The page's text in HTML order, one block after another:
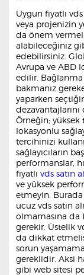
Uygun fiyatlı vds
veya projenizin
da önem
alabileceğiniz
edebilirsiniz.
Avrupa ve ABD
edilir. Bağlanma
bakmanız
yaparken
Örneğin; yüksek
lokasyonlu
tercihinizi
sağlayıcıların
performanslar,
fiyatlı vds satın al
ve yüksek
etmeyin.
ucuz vds satın
olmamasına da
gerekir. Üstelik
da dikkat
sorun
gereklidir. Aksi
gibi web sitesi